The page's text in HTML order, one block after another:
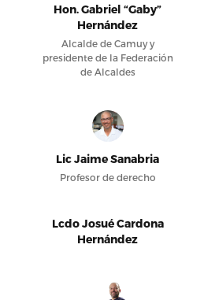
Hon. Gabriel “Gaby”
Hernández
Alcalde de Camuy y
presidente de la Federación
de Alcaldes
Lic Jaime Sanabria
Profesor de derecho
Lcdo Josué Cardona
Hernández